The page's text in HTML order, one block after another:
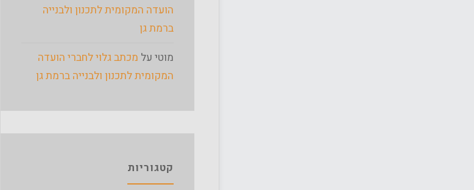
הועדה המקומית לתכנון ולבנייה
ברמת גן
מוטי על מכתב גלוי לחברי הועדה
המקומית לתכנון ולבנייה ברמת גן
קטגוריות